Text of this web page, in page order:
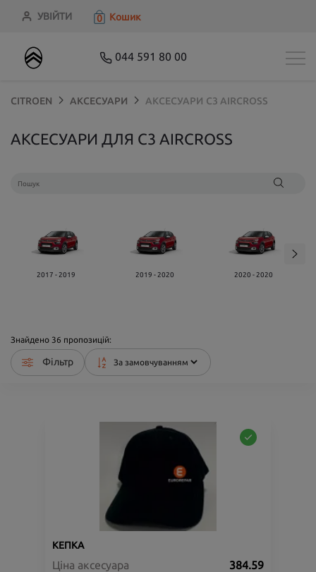
УВІЙТИ 0 Кошик
044 591 80 00
CITROEN АКСЕСУАРИ АКСЕСУАРИ C3 AIRCROSS
АКСЕСУАРИ ДЛЯ C3 AIRCROSS
2017 - 2019 2019 - 2020 2020 - 2020
Знайдено 36 пропозицій:
Фільтр
КЕПКА
Ціна аксесуара 384.59